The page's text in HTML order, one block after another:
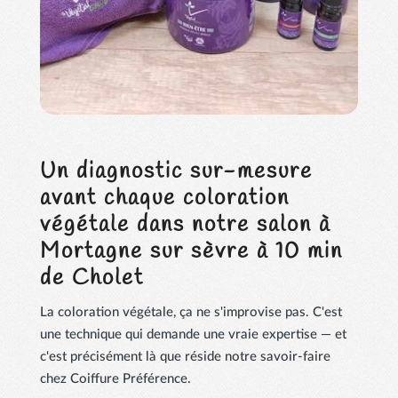
Un diagnostic sur-mesure
avant chaque coloration
végétale dans notre salon à
Mortagne sur sèvre à 10 min
de Cholet
La coloration végétale, ça ne s'improvise pas. C'est
une technique qui demande une vraie expertise — et
c'est précisément là que réside notre savoir-faire
chez Coiffure Préférence.